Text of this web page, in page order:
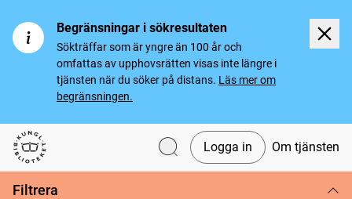
Begränsningar i sökresultaten
Sökträffar som är yngre än 100 år och
omfattas av upphovsrätten visas inte längre i
tjänsten när du söker på distans. Läs mer om
begränsningen.
Svenska tidningar
Logga in Om tjänsten
Filtrera